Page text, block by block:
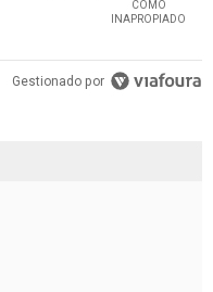
COMO
INAPROPIADO
Gestionado por